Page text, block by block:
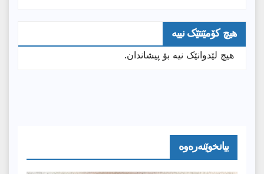
هیچ کۆمێنتێک نییە
هیچ لێدوانێک نیە بۆ پیشاندان.
بیانخوێنەرەوە